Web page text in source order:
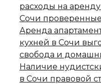
расходы на
Сочи
Аренда
кухней в Сочи
свобода и
Наличие
в Сочи правовой